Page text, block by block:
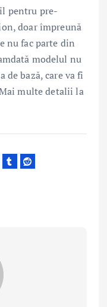
pentru pre-
doar împreună
nu fac parte din
modelul nu
bază, care va fi
multe detalii la